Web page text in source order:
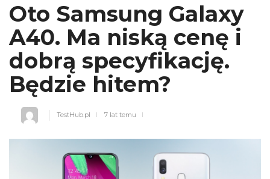
Oto Samsung Galaxy
A40. Ma niską cenę i
dobrą specyfikację.
Będzie hitem?
TestHub.pl 7 lat temu